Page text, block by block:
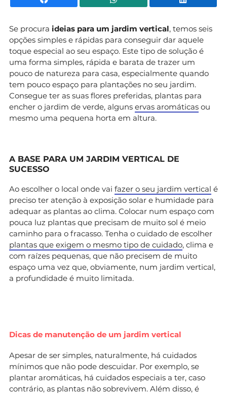
Se procura ideias para um jardim vertical, temos seis
opções simples e rápidas para conseguir dar aquele
toque especial ao seu espaço. Este tipo de solução é
uma forma simples, rápida e barata de trazer um
pouco de natureza para casa, especialmente quando
tem pouco espaço para plantações no seu jardim.
Consegue ter as suas flores preferidas, plantas para
encher o jardim de verde, alguns ervas aromáticas ou
mesmo uma pequena horta em altura.
A BASE PARA UM JARDIM VERTICAL DE
SUCESSO
Ao escolher o local onde vai fazer o seu jardim vertical é
preciso ter atenção à exposição solar e humidade para
adequar as plantas ao clima. Colocar num espaço com
pouca luz plantas que precisam de muito sol é meio
caminho para o fracasso. Tenha o cuidado de escolher
plantas que exigem o mesmo tipo de cuidado, clima e
com raízes pequenas, que não precisem de muito
espaço uma vez que, obviamente, num jardim vertical,
a profundidade é muito limitada.
Dicas de manutenção de um jardim vertical
Apesar de ser simples, naturalmente, há cuidados
mínimos que não pode descuidar. Por exemplo, se
plantar aromáticas, há cuidados especiais a ter, caso
contrário, as plantas não sobrevivem. Além disso, é